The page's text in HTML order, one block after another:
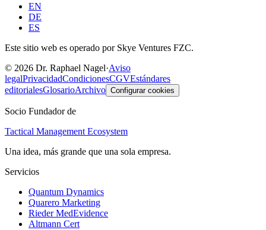
EN
DE
ES
Este sitio web es operado por Skye Ventures FZC.
© 2026 Dr. Raphael Nagel·Aviso
legalPrivacidadCondicionesCGVEstándares
editorialesGlosarioArchivo Configurar cookies
Socio Fundador de
Tactical Management Ecosystem
Una idea, más grande que una sola empresa.
Servicios
Quantum Dynamics
Quarero Marketing
Rieder MedEvidence
Altmann Cert